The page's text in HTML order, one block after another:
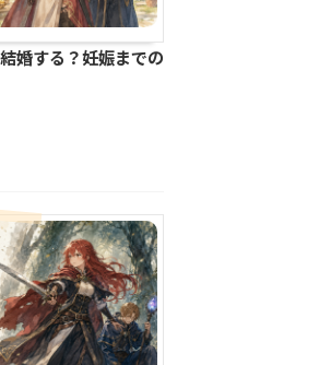
婚する？妊娠までの